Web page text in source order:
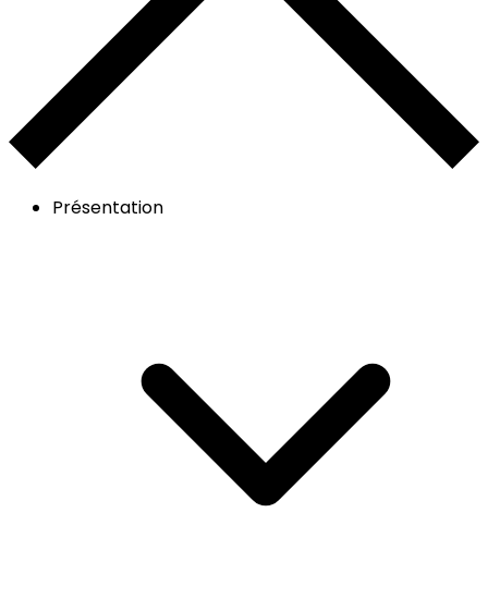
Présentation